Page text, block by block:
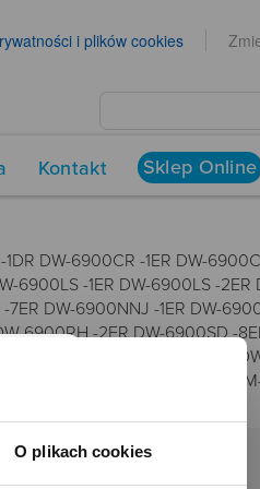
O plikach cookies
i plików cookies
Kontakt Sklep Online
DW-6900CR -1ER DW-
6900LS -1ER DW-6900LS -2ER
DW-6900NNJ -1ER DW-
6900RH -2ER DW-6900SD -
-7ER DW-6900Y -9ER
6940RX -7ER GM-6900 -1ER